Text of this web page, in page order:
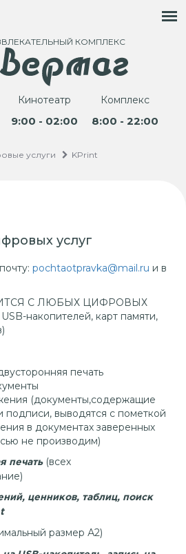
КОМПЛЕКС
Кинотеатр
9:00 - 02:00
Комплекс
8:00 - 22:00
услуги KPrint
услуг
pochtaotpravka@mail.ru и в
С ЛЮБЫХ ЦИФРОВЫХ
накопителей, карт памяти,
печать
(документы,содержащие
подписи, выводятся с пометкой
в документах заверенных
не производим)
печать(всех
ценников, таблиц, поиск
размер А2)